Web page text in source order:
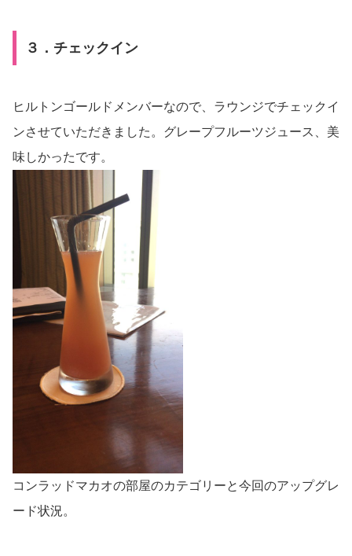
３．チェックイン
ヒルトンゴールドメンバーなので、ラウンジでチェックイ
ンさせていただきました。グレープフルーツジュース、美
味しかったです。
コンラッドマカオの部屋のカテゴリーと今回のアップグレ
ード状況。